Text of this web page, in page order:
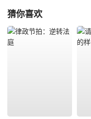
猜你喜欢